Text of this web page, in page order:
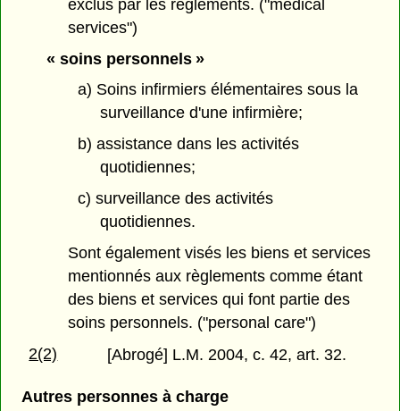
exclus par les règlements. ("medical
services")
« soins personnels »
a) Soins infirmiers élémentaires sous la
surveillance d'une infirmière;
b) assistance dans les activités
quotidiennes;
c) surveillance des activités
quotidiennes.
Sont également visés les biens et services
mentionnés aux règlements comme étant
des biens et services qui font partie des
soins personnels. ("personal care")
2(2)
[Abrogé] L.M. 2004, c. 42, art. 32.
Autres personnes à charge